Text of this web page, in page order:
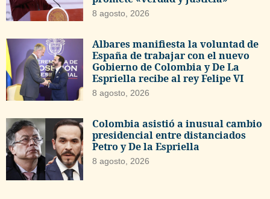
8 agosto, 2026
Albares manifiesta la voluntad de
España de trabajar con el nuevo
Gobierno de Colombia y De La
Espriella recibe al rey Felipe VI
8 agosto, 2026
Colombia asistió a inusual cambio
presidencial entre distanciados
Petro y De la Espriella
8 agosto, 2026